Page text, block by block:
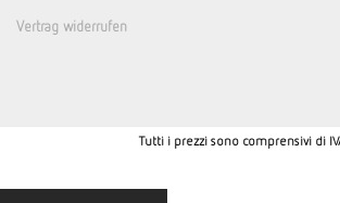
Vertrag widerrufen
Tutti i prezzi sono comprensivi di